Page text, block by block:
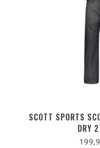
SCOTT SPORTS
DRY